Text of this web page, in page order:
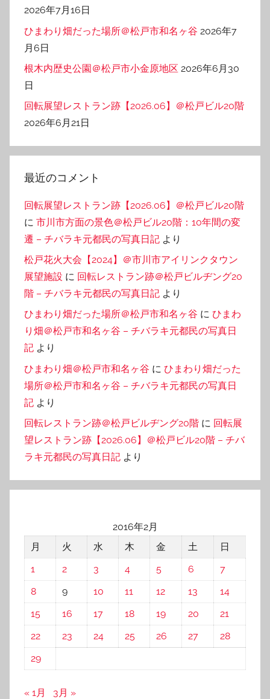
2026年7月16日
ひまわり畑だった場所＠松戸市和名ヶ谷 2026年7
月6日
根木内歴史公園＠松戸市小金原地区 2026年6月30
日
回転展望レストラン跡【2026.06】＠松戸ビル20階
2026年6月21日
最近のコメント
回転展望レストラン跡【2026.06】＠松戸ビル20階
に 市川市方面の景色＠松戸ビル20階：10年間の変
遷 – チバラキ元都民の写真日記 より
松戸花火大会【2024】＠市川市アイリンクタウン
展望施設 に 回転レストラン跡＠松戸ビルヂング20
階 – チバラキ元都民の写真日記 より
ひまわり畑だった場所＠松戸市和名ヶ谷 に ひまわ
り畑＠松戸市和名ヶ谷 – チバラキ元都民の写真日
記 より
ひまわり畑＠松戸市和名ヶ谷 に ひまわり畑だった
場所＠松戸市和名ヶ谷 – チバラキ元都民の写真日
記 より
回転レストラン跡＠松戸ビルヂング20階 に 回転展
望レストラン跡【2026.06】＠松戸ビル20階 – チバ
ラキ元都民の写真日記 より
2016年2月
月
火 水 木 金 土
日
1
2 3 4 5 6
7
8
9 10 11 12 13
14
15
16 17 18 19 20
21
22
23 24 25 26 27
28
29
« 1月 3月 »